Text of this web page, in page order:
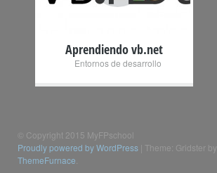
Aprendiendo vb.net
Entornos de desarrollo
© Copyright 2015 MyFPschool
Proudly powered by WordPress Theme: Gridster by
ThemeFurnace